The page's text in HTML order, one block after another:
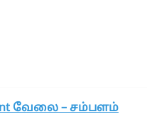
வேலை – சம்பளம்